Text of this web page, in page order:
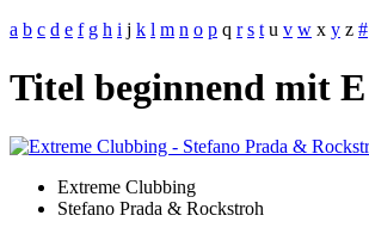
a b c d e f g h i j k l m n o p q r s t u v w x y z #
Titel beginnend mit E
Extreme Clubbing
Stefano Prada & Rockstroh